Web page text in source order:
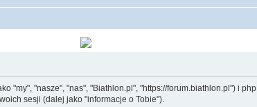
"my", "nasze", "nas", "Biathlon.pl", "https://forum.biathlon.pl") i
sesji (dalej jako "informacje o Tobie").